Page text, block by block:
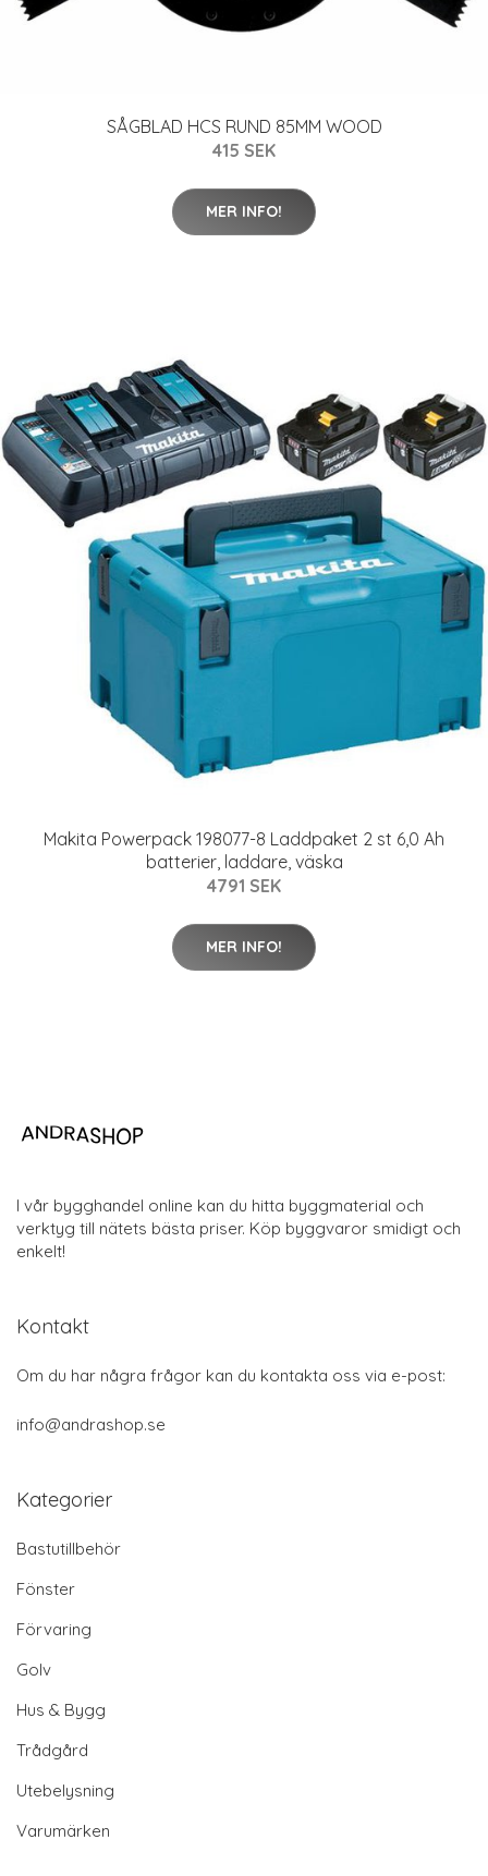
SÅGBLAD HCS RUND 85MM WOOD
415 SEK
MER INFO!
Makita Powerpack 198077-8 Laddpaket 2 st 6,0 Ah
batterier, laddare, väska
4791 SEK
MER INFO!
I vår bygghandel online kan du hitta byggmaterial och
verktyg till nätets bästa priser. Köp byggvaror smidigt och
enkelt!
Kontakt
Om du har några frågor kan du kontakta oss via e-post:
info@andrashop.se
Kategorier
Bastutillbehör
Fönster
Förvaring
Golv
Hus & Bygg
Trådgård
Utebelysning
Varumärken